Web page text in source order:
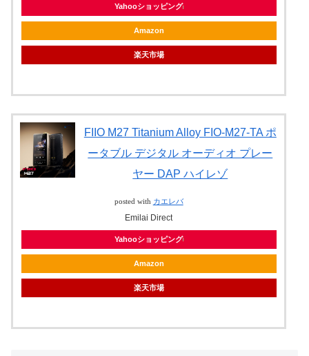
Yahooショッピング
Amazon
楽天市場
FIIO M27 Titanium Alloy FIO-M27-TA ポ
ータブル デジタル オーディオ プレー
ヤー DAP ハイレゾ
posted with カエレバ
Emilai Direct
Yahooショッピング
Amazon
楽天市場